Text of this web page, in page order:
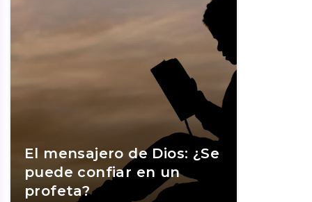
El mensajero de Dios: ¿Se
puede confiar en un
profeta?